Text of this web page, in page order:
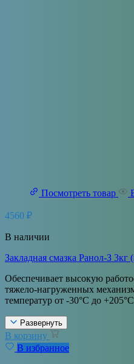
Посмотреть товар
4560 ₽
В наличии
Закладная смазка Ранол-З 3кг
Обеспечивает высокую
тяжело-нагруженных
температур от -30°С до +205°С
Развернуть
В корзину
В избранное